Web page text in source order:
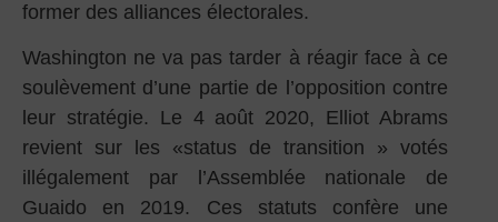
former des alliances électorales.
Washington ne va pas tarder à réagir face à ce
soulèvement d’une partie de l’opposition contre
leur stratégie. Le 4 août 2020, Elliot Abrams
revient sur les «status de transition » votés
illégalement par l’Assemblée nationale de
Guaido en 2019. Ces statuts confère une